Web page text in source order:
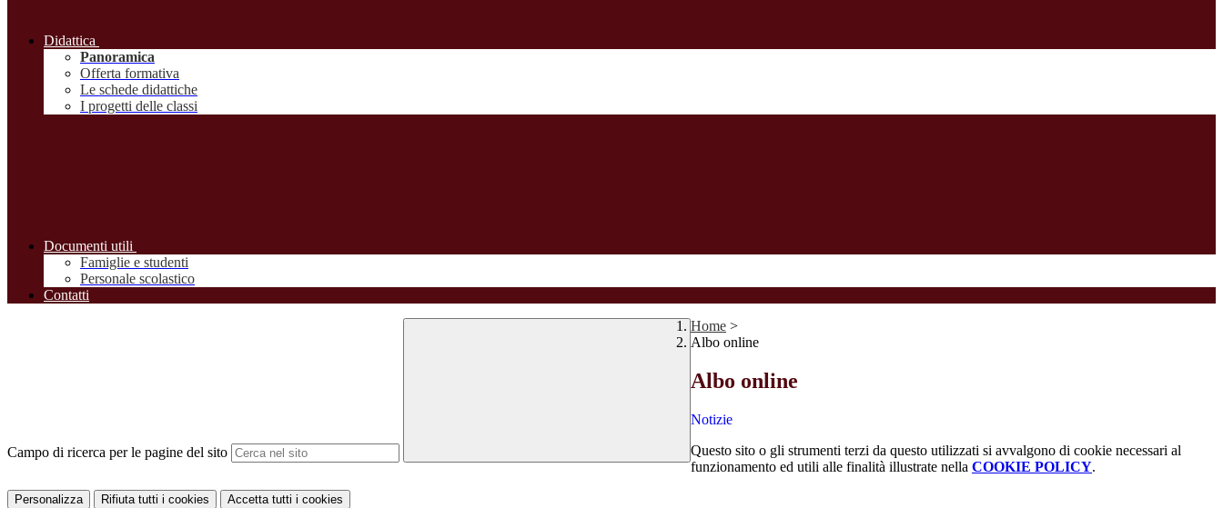
Didattica
Panoramica
Offerta formativa
Le schede didattiche
I progetti delle classi
Documenti utili
Famiglie e studenti
Personale scolastico
Contatti
Campo di ricerca per le pagine del sito
Home >
Albo online
Albo online
Notizie
Questo sito o gli strumenti terzi da questo utilizzati si avvalgono di cookie necessari al
funzionamento ed utili alle finalità illustrate nella COOKIE POLICY.
Personalizza Rifiuta tutti i cookies Accetta tutti i cookies